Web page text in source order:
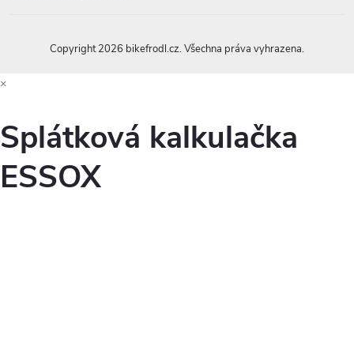
Copyright 2026 bikefrodl.cz. Všechna práva vyhrazena.
×
Splátková kalkulačka
ESSOX